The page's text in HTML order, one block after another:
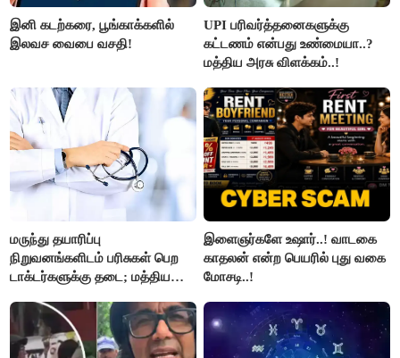
இனி கடற்கரை, பூங்காக்களில்
இலவச வைபை வசதி!
UPI பரிவர்த்தனைகளுக்கு
கட்டணம் என்பது உண்மையா..?
மத்திய அரசு விளக்கம்..!
மருந்து தயாரிப்பு
நிறுவனங்களிடம் பரிசுகள் பெற
டாக்டர்களுக்கு தடை; மத்திய
இளைஞர்களே உஷார்..! வாடகை
காதலன் என்ற பெயரில் புது வகை
மோசடி..!